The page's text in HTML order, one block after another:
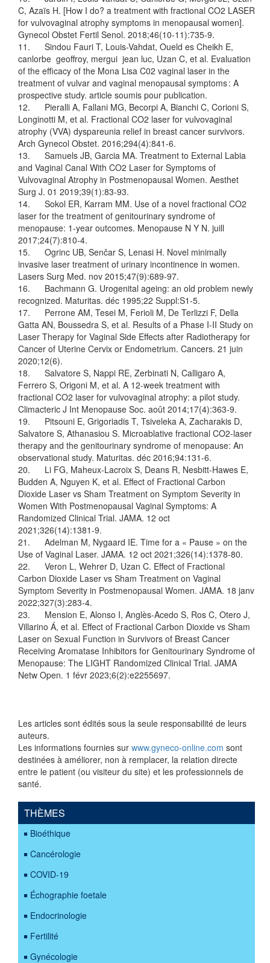
C, Azaïs H. [How I do? a treatment with fractional CO2 LASER
for vulvovaginal atrophy symptoms in menopausal women].
Gynecol Obstet Fertil Senol. 2018;46(10‑11):735‑9.
11. Sindou Fauri T, Louis-Vahdat, Oueld es Cheikh E,
canlorbe geoffroy, mergui jean luc, Uzan C, et al. Evaluation
of the efficacy of the Mona Lisa C02 vaginal laser in the
treatment of vulvar and vaginal menopausal symptoms : A
prospective study. article soumis pour publication.
12. Pieralli A, Fallani MG, Becorpi A, Bianchi C, Corioni S,
Longinotti M, et al. Fractional CO2 laser for vulvovaginal
atrophy (VVA) dyspareunia relief in breast cancer survivors.
Arch Gynecol Obstet. 2016;294(4):841‑6.
13. Samuels JB, Garcia MA. Treatment to External Labia
and Vaginal Canal With CO2 Laser for Symptoms of
Vulvovaginal Atrophy in Postmenopausal Women. Aesthet
Surg J. 01 2019;39(1):83‑93.
14. Sokol ER, Karram MM. Use of a novel fractional CO2
laser for the treatment of genitourinary syndrome of
menopause: 1-year outcomes. Menopause N Y N. juill
2017;24(7):810‑4.
15. Ogrinc UB, Senčar S, Lenasi H. Novel minimally
invasive laser treatment of urinary incontinence in women.
Lasers Surg Med. nov 2015;47(9):689‑97.
16. Bachmann G. Urogenital ageing: an old problem newly
recognized. Maturitas. déc 1995;22 Suppl:S1‑5.
17. Perrone AM, Tesei M, Ferioli M, De Terlizzi F, Della
Gatta AN, Boussedra S, et al. Results of a Phase I-II Study on
Laser Therapy for Vaginal Side Effects after Radiotherapy for
Cancer of Uterine Cervix or Endometrium. Cancers. 21 juin
2020;12(6).
18. Salvatore S, Nappi RE, Zerbinati N, Calligaro A,
Ferrero S, Origoni M, et al. A 12-week treatment with
fractional CO2 laser for vulvovaginal atrophy: a pilot study.
Climacteric J Int Menopause Soc. août 2014;17(4):363‑9.
19. Pitsouni E, Grigoriadis T, Tsiveleka A, Zacharakis D,
Salvatore S, Athanasiou S. Microablative fractional CO2-laser
therapy and the genitourinary syndrome of menopause: An
observational study. Maturitas. déc 2016;94:131‑6.
20. Li FG, Maheux-Lacroix S, Deans R, Nesbitt-Hawes E,
Budden A, Nguyen K, et al. Effect of Fractional Carbon
Dioxide Laser vs Sham Treatment on Symptom Severity in
Women With Postmenopausal Vaginal Symptoms: A
Randomized Clinical Trial. JAMA. 12 oct
2021;326(14):1381‑9.
21. Adelman M, Nygaard IE. Time for a « Pause » on the
Use of Vaginal Laser. JAMA. 12 oct 2021;326(14):1378‑80.
22. Veron L, Wehrer D, Uzan C. Effect of Fractional
Carbon Dioxide Laser vs Sham Treatment on Vaginal
Symptom Severity in Postmenopausal Women. JAMA. 18 janv
2022;327(3):283‑4.
23. Mension E, Alonso I, Anglès-Acedo S, Ros C, Otero J,
Villarino Á, et al. Effect of Fractional Carbon Dioxide vs Sham
Laser on Sexual Function in Survivors of Breast Cancer
Receiving Aromatase Inhibitors for Genitourinary Syndrome of
Menopause: The LIGHT Randomized Clinical Trial. JAMA
Netw Open. 1 févr 2023;6(2):e2255697.
Les articles sont édités sous la seule responsabilité de leurs
auteurs.
Les informations fournies sur www.gyneco-online.com sont
destinées à améliorer, non à remplacer, la relation directe
entre le patient (ou visiteur du site) et les professionnels de
santé.
THÈMES
Bioéthique
Cancérologie
COVID-19
Échographie foetale
Endocrinologie
Fertilité
Gynécologie